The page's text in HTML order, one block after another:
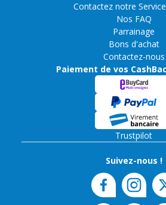
Contactez notre
Nos FAQ
Parrainage
Bons d'achat
Contactez-nous
Paiement de vos
Trustpilot
Suivez-nous !